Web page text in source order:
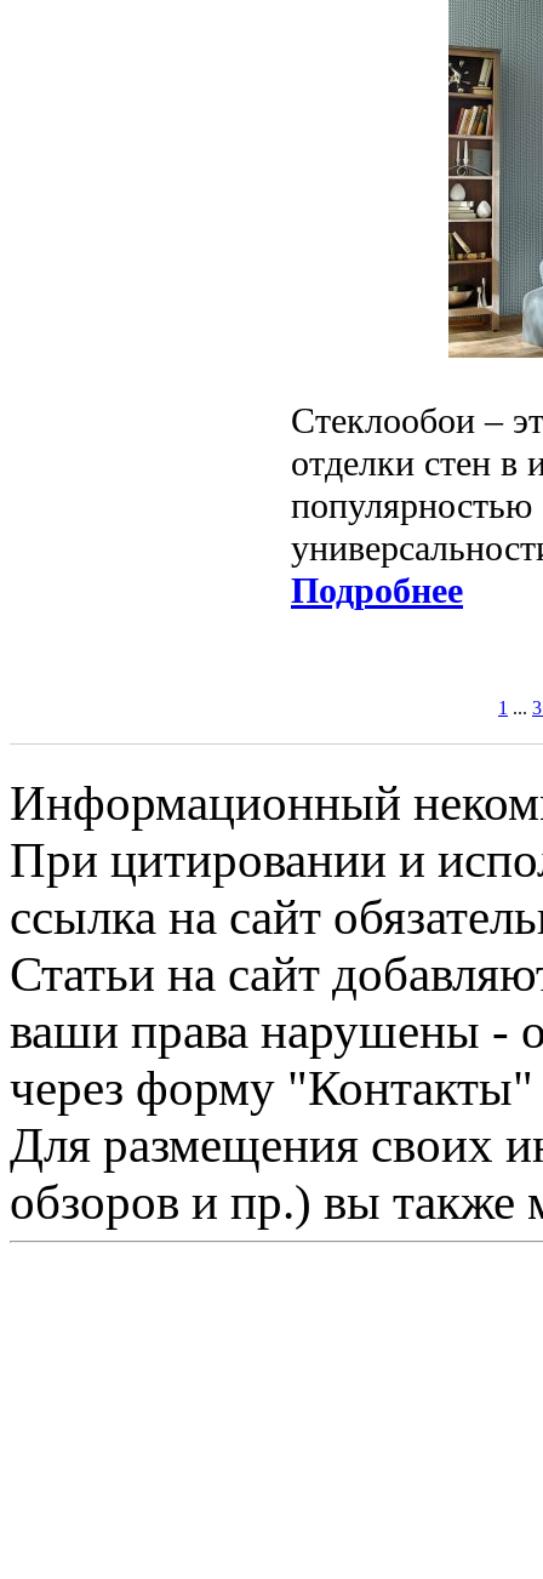
Стеклообои –
отделки стен в
популярностью
Подробнее
1 ...
Информационный
При цитировании и
ссылка на сайт
Статьи на сайт
ваши права нарушены -
через форму "Контакты"
Для размещения своих
обзоров и пр.) вы также